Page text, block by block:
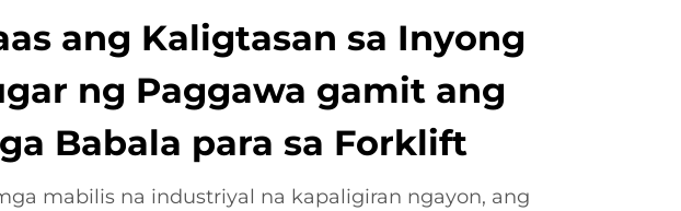
ang Kaligtasan sa Inyong
ng Paggawa gamit ang
Babala para sa Forklift
mabilis na industriyal na kapaligiran ngayon, ang